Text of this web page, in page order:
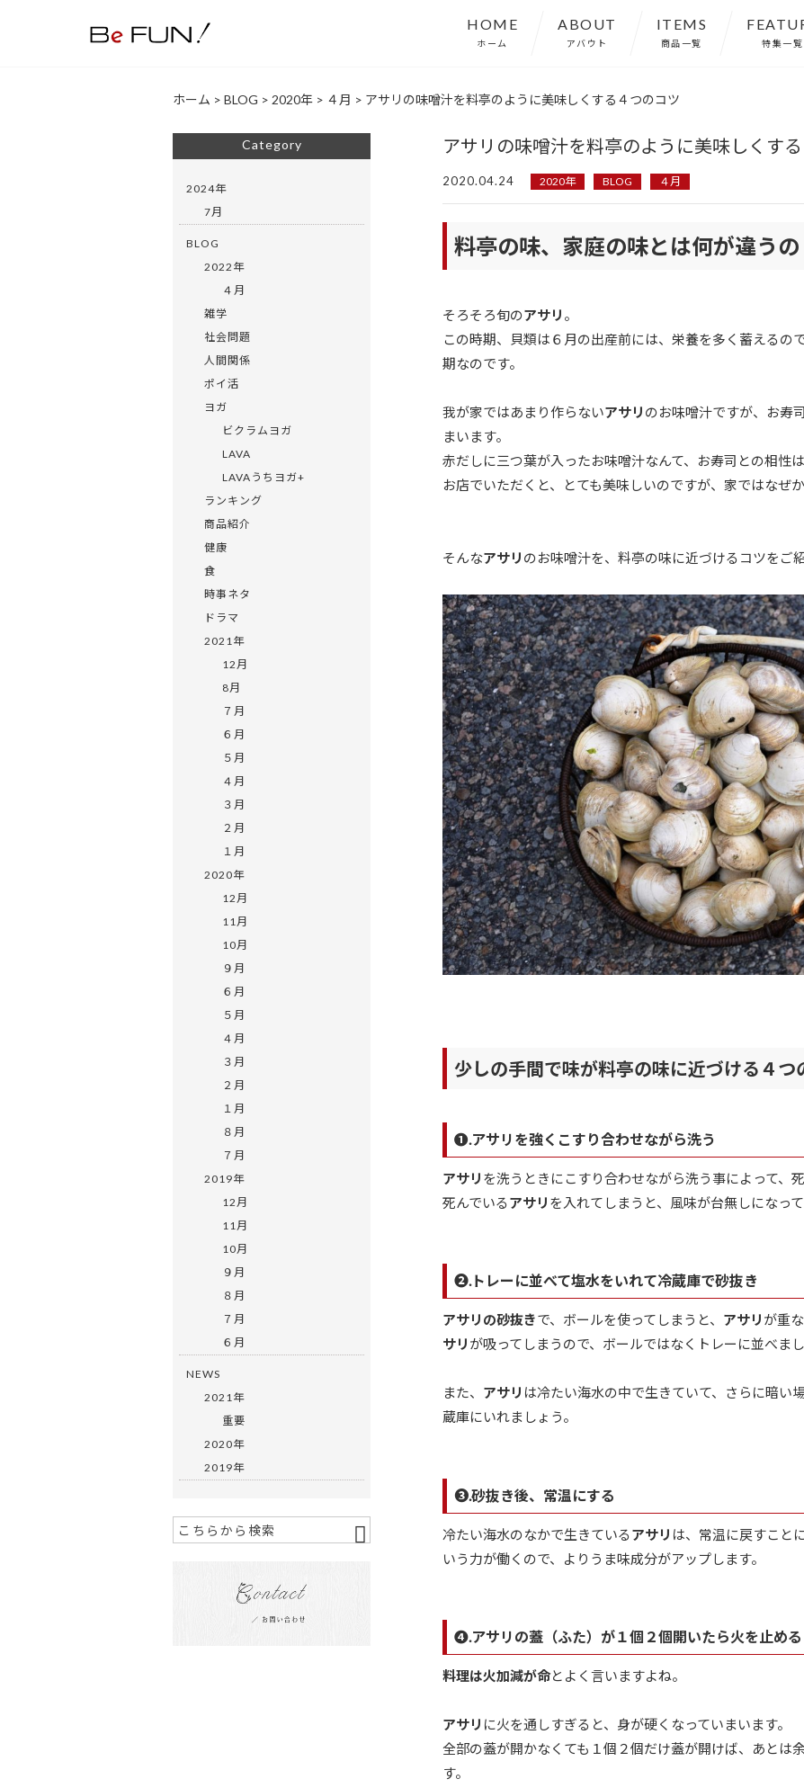
HOME
ホーム
ABOUT
アバウト
ITEMS
商品一覧 特集一覧
ホーム > BLOG > 2020年 > ４月 > アサリの味噌汁を料亭のように美味しくする４つのコツ
アサリの味噌汁を料亭のように美味しくす
2020.04.24 2020年 BLOG ４月
料亭の味、家庭の味とは何が違う
そろそろ旬のアサリ 。
この時期、貝類は６月の出産前には、栄養を多く蓄えるの
期なのです。
我が家ではあまり作らないアサリ のお味噌汁ですが、お寿
まいます。
赤だしに三つ葉が入ったお味噌汁なんて、お寿司との相性
お店でいただくと、とても美味しいのですが、家ではなぜ
そんなアサリ のお味噌汁を、料亭の味に近づけるコツをご紹
少しの手間で味が料亭の味に近づける４つ
❶.アサリを強くこすり合わせながら洗う
アサリ を洗うときにこすり合わせながら洗う事によって、
死んでいる アサリ を入れてしまうと、風味が台無しになっ
❷.トレーに並べて塩水をいれて冷蔵庫で砂抜き
アサリの砂抜きで、ボールを使ってしまうと、 アサリ が重
サリ が吸ってしまうので、ボールではなくトレーに並べまし
また、 アサリ は冷たい海水の中で生きていて、さらに暗い
蔵庫にいれましょう。
❸.砂抜き後、常温にする
冷たい海水のなかで生きている アサリ は、常温に戻すこと
いう力が働くので、よりうま味成分がアップします。
❹.アサリの蓋（ふた）が１個２個開いたら火を止める
料理は火加減が命とよく言いますよね。
アサリ に火を通しすぎると、身が硬くなっていまいます。
全部の蓋が開かなくても１個２個だけ蓋が開けば、あとは
す。
Category
2024年
7月
BLOG
2022年
４月
雑学
社会問題
人間関係
ポイ活
ヨガ
ビクラムヨガ
LAVA
LAVAうちヨガ+
ランキング
商品紹介
健康
食
時事ネタ
ドラマ
2021年
12月
8月
７月
６月
５月
４月
３月
２月
１月
2020年
12月
11月
10月
９月
６月
５月
４月
３月
２月
１月
８月
７月
2019年
12月
11月
10月
９月
８月
７月
６月
NEWS
2021年
重要
2020年
2019年